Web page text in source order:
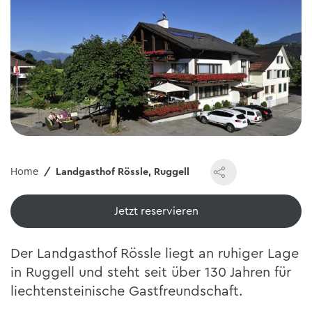
Home Landgasthof Rössle, Ruggell
Jetzt reservieren
Der Landgasthof Rössle liegt an ruhiger Lage
in Ruggell und steht seit über 130 Jahren für
liechtensteinische Gastfreundschaft.